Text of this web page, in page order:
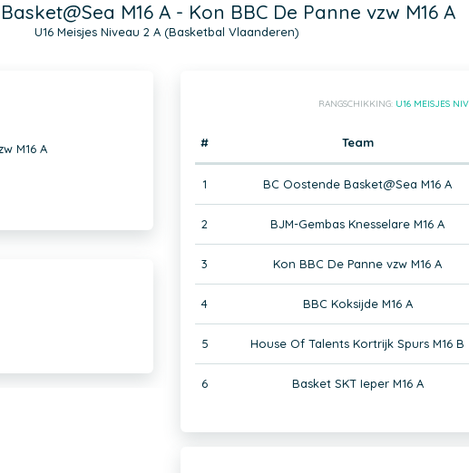
M16 A - Kon BBC De Panne vzw M16 A
U16 Meisjes Niveau 2 A (Basketbal Vlaanderen)
M16 A
RANGSCHIKKING: U16 MEISJES
# Team
1 BC Oostende Basket@Sea M16 A
2 BJM-Gembas Knesselare M16 A
3 Kon BBC De Panne vzw M16 A
4 BBC Koksijde M16 A
5 House Of Talents Kortrijk Spurs M16 B
6 Basket SKT Ieper M16 A